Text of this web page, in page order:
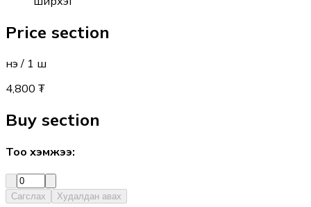
Price section
Үнэ / 1 ш
4,800 ₮
Buy section
Тоо хэмжээ:
Сагслах Худалдан авах